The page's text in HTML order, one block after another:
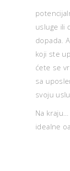
usluge ili
dopada.
koji ste
ćete se
sa
svoju
Na
idealne